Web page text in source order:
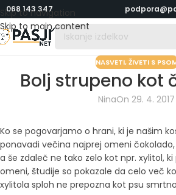
Skip to navigation
Skip to main content
068 143 347
NASVETI,ŽIVETI S
Bolj strupeno kot
NinaOn 29. 4. 2017
Ko se pogovarjamo o hrani, ki je našim
ponavadi večina najprej omeni
a še zdaleč ne tako zelo kot npr. xylitol,
omeni, študije so pokazale da celo več
xylitola sploh ne prepozna kot psu